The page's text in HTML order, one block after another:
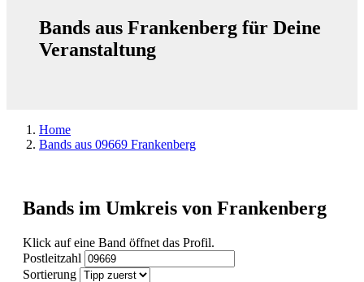
Bands aus Frankenberg für Deine
Veranstaltung
Home
Bands aus 09669 Frankenberg
Bands im Umkreis von Frankenberg
Klick auf eine Band öffnet das Profil.
Postleitzahl
Sortierung